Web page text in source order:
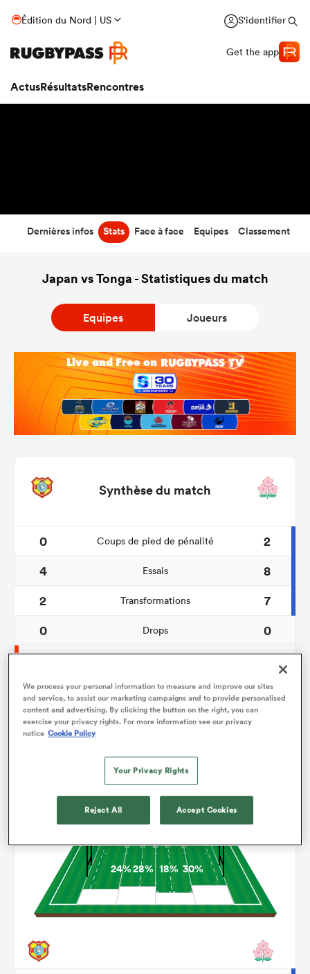
Édition du Nord | US S'identifier
Get the app
ActusRésultatsRencontres
Dernières infos Stats Face à face Equipes Classement
Japan vs Tonga - Statistiques du match
Equipes Joueurs
Synthèse du match
0 Coups de pied de pénalité
2
4
Essais
8
2
Transformations
7
0
Drops
0
119
76
4
Franchissements
7
18
Turnovers perdus
Occupation
24%28% 18% 30%
We process your personal information to measure and improve our sites
and service, to assist our marketing campaigns and to provide personalised
content and advertising. By clicking the button on the right, you can
exercise your privacy rights. For more information see our privacy
notice Cookie Policy
Your Privacy Rights
Reject All Accept Cookies